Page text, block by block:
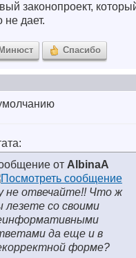
законопроект,
не дает.
Спасибо
от AlbinaA
не отвечайте!! Что ж
лезете со своими
да еще и в
форме?